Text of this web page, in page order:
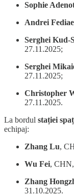
Sophie
Andrei
Serghei Kud-
27.11.2025;
Serghei
27.11.2025;
Christopher
27.11.2025.
La bordul stației
echipaj:
Zhang Lu,
Wu Fei,
Zhang
31.10.2025.